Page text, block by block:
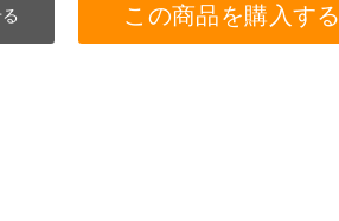
この商品を購入する